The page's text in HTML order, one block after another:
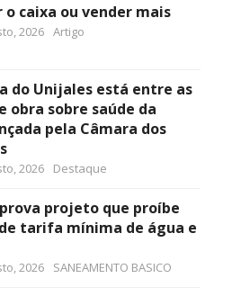
o caixa ou vender mais
2026 Artigo
do Unijales está entre as
obra sobre saúde da
pela Câmara dos
2026 Destaque
projeto que proíbe
tarifa mínima de água e
2026 SANEAMENTO BASICO